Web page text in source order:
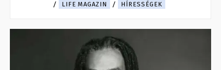
LIFE MAGAZIN
HÍRESSÉGEK